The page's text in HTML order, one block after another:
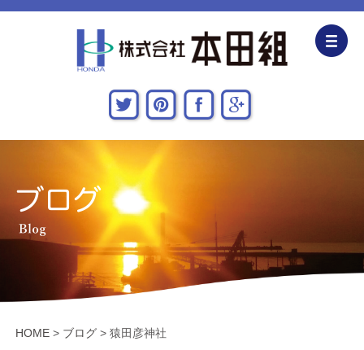
企業情報
CSR活動
主な施工実績
関連会社
お問い合わせ・アクセス
新着情報・地域貢献活動
HOME> ブログ> 猿田彦神社